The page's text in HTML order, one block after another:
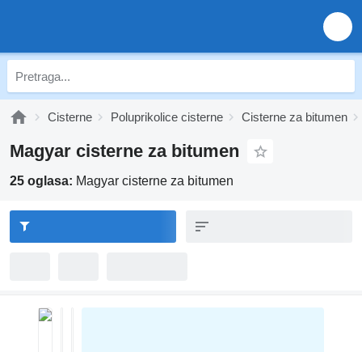
Cisterne Poluprikolice cisterne Cisterne za bitumen
Magyar cisterne za bitumen
25 oglasa: Magyar cisterne za bitumen